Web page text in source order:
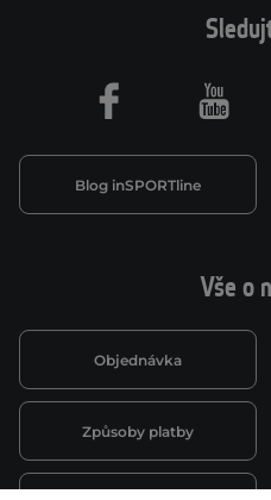
Vše o
Objednávka
Způsoby platby
Blog inSPORTline
Facebook Youtube